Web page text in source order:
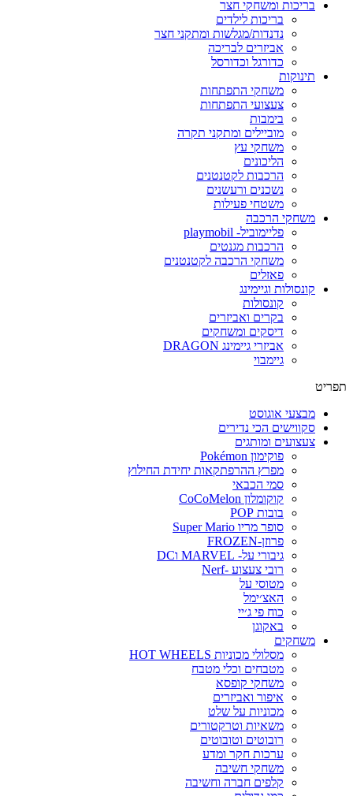
בריכות ומשחקי חצר
בריכות לילדים
נדנדות/מגלשות ומתקני חצר
אביזרים לבריכה
כדורגל וכדורסל
תינוקות
משחקי התפתחות
צעצועי התפתחות
בימבות
מוביילים ומתקני תקרה
משחקי עץ
הליכונים
הרכבות לקטנטנים
נשכנים ורעשנים
משטחי פעילות
משחקי הרכבה
פליימוביל- playmobil
הרכבות מגנטים
משחקי הרכבה לקטנטנים
פאזלים
קונסולות וגיימינג
קונסולות
בקרים ואביזרים
דיסקים ומשחקים
אביזרי גיימינג DRAGON
גיימבוי
תפריט
מבצעי אוגוסט
סקווישים הכי נדירים
צעצועים ומותגים
פוקימון Pokémon
מפרץ ההרפתקאות יחידת החילוץ
סמי הכבאי
קוקומלון CoCoMelon
בובות POP
סופר מריו Super Mario
פרוזן-FROZEN
גיבורי על- MARVEL וDC
רובי צעצוע -Nerf
מטוסי על
האצ׳ימל
כוח פי ג׳יי
באקוגן
משחקים
מסלולי מכוניות HOT WHEELS
מטבחים וכלי מטבח
משחקי קופסא
איפור ואביזרים
מכוניות על שלט
משאיות וטרקטורים
רובוטים וטובוטים
ערכות חקר ומדע
משחקי חשיבה
קלפים חברה וחשיבה